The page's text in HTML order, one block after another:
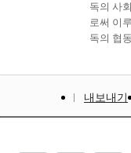
독의 사
로써 이
독의 협
대다수
출을 감
내보내기